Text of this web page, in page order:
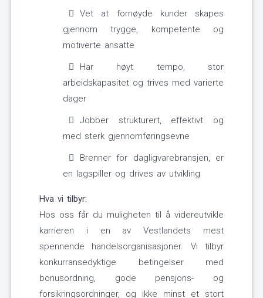
Vet at fornøyde kunder skapes
gjennom trygge, kompetente og
motiverte ansatte
Har høyt tempo, stor
arbeidskapasitet og trives med varierte
dager
Jobber strukturert, effektivt og
med sterk gjennomføringsevne
Brenner for dagligvarebransjen, er
en lagspiller og drives av utvikling
Hva vi tilbyr:
Hos oss får du muligheten til å videreutvikle
karrieren i en av Vestlandets mest
spennende handelsorganisasjoner. Vi tilbyr
konkurransedyktige betingelser med
bonusordning, gode pensjons- og
forsikringsordninger, og ikke minst et stort